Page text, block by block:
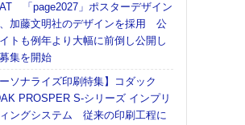
「page2027」ポスターデザイン
加藤文明社のデザインを採用 公
トも例年より大幅に前倒し公開し
集を開始
ーソナライズ印刷特集】コダック
PROSPER S-シリーズ インプリ
ングシステム 従来の印刷工程に